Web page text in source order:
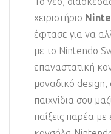
χειριστήριο
έφτασε για να
με το Nintendo
επαναστατική
μοναδικό design,
παιχνίδια σου
παίξεις παρέα